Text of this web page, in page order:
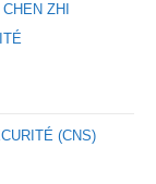
ZHI
(CNS)